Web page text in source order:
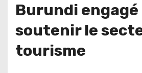
Burundi engagé
soutenir le
tourisme